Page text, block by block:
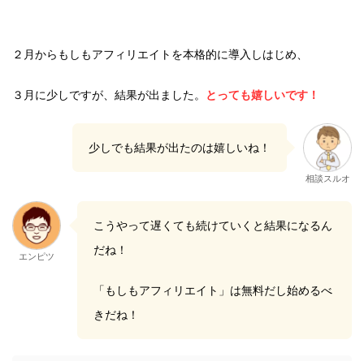
２月からもしもアフィリエイトを本格的に導入しはじめ、
３月に少しですが、結果が出ました。 とっても嬉しいです！
少しでも結果が出たのは嬉しいね！
相談スルオ
エンピツ
こうやって遅くても続けていくと結果になるん
だね！
「もしもアフィリエイト」は無料だし始めるべ
きだね！